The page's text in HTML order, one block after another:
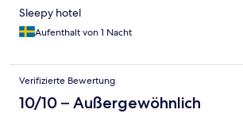
Sleepy hotel
Aufenthalt von 1 Nacht
Verifizierte Bewertung
10/10 – Außergewöhnlich